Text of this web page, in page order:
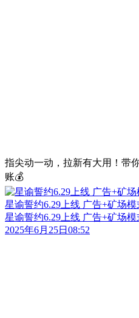
指尖动一动，拉新有大用！带
账💰
星谕誓约6.29上线 广告+矿场
星谕誓约6.29上线 广告+矿场
2025年6月25日08:52